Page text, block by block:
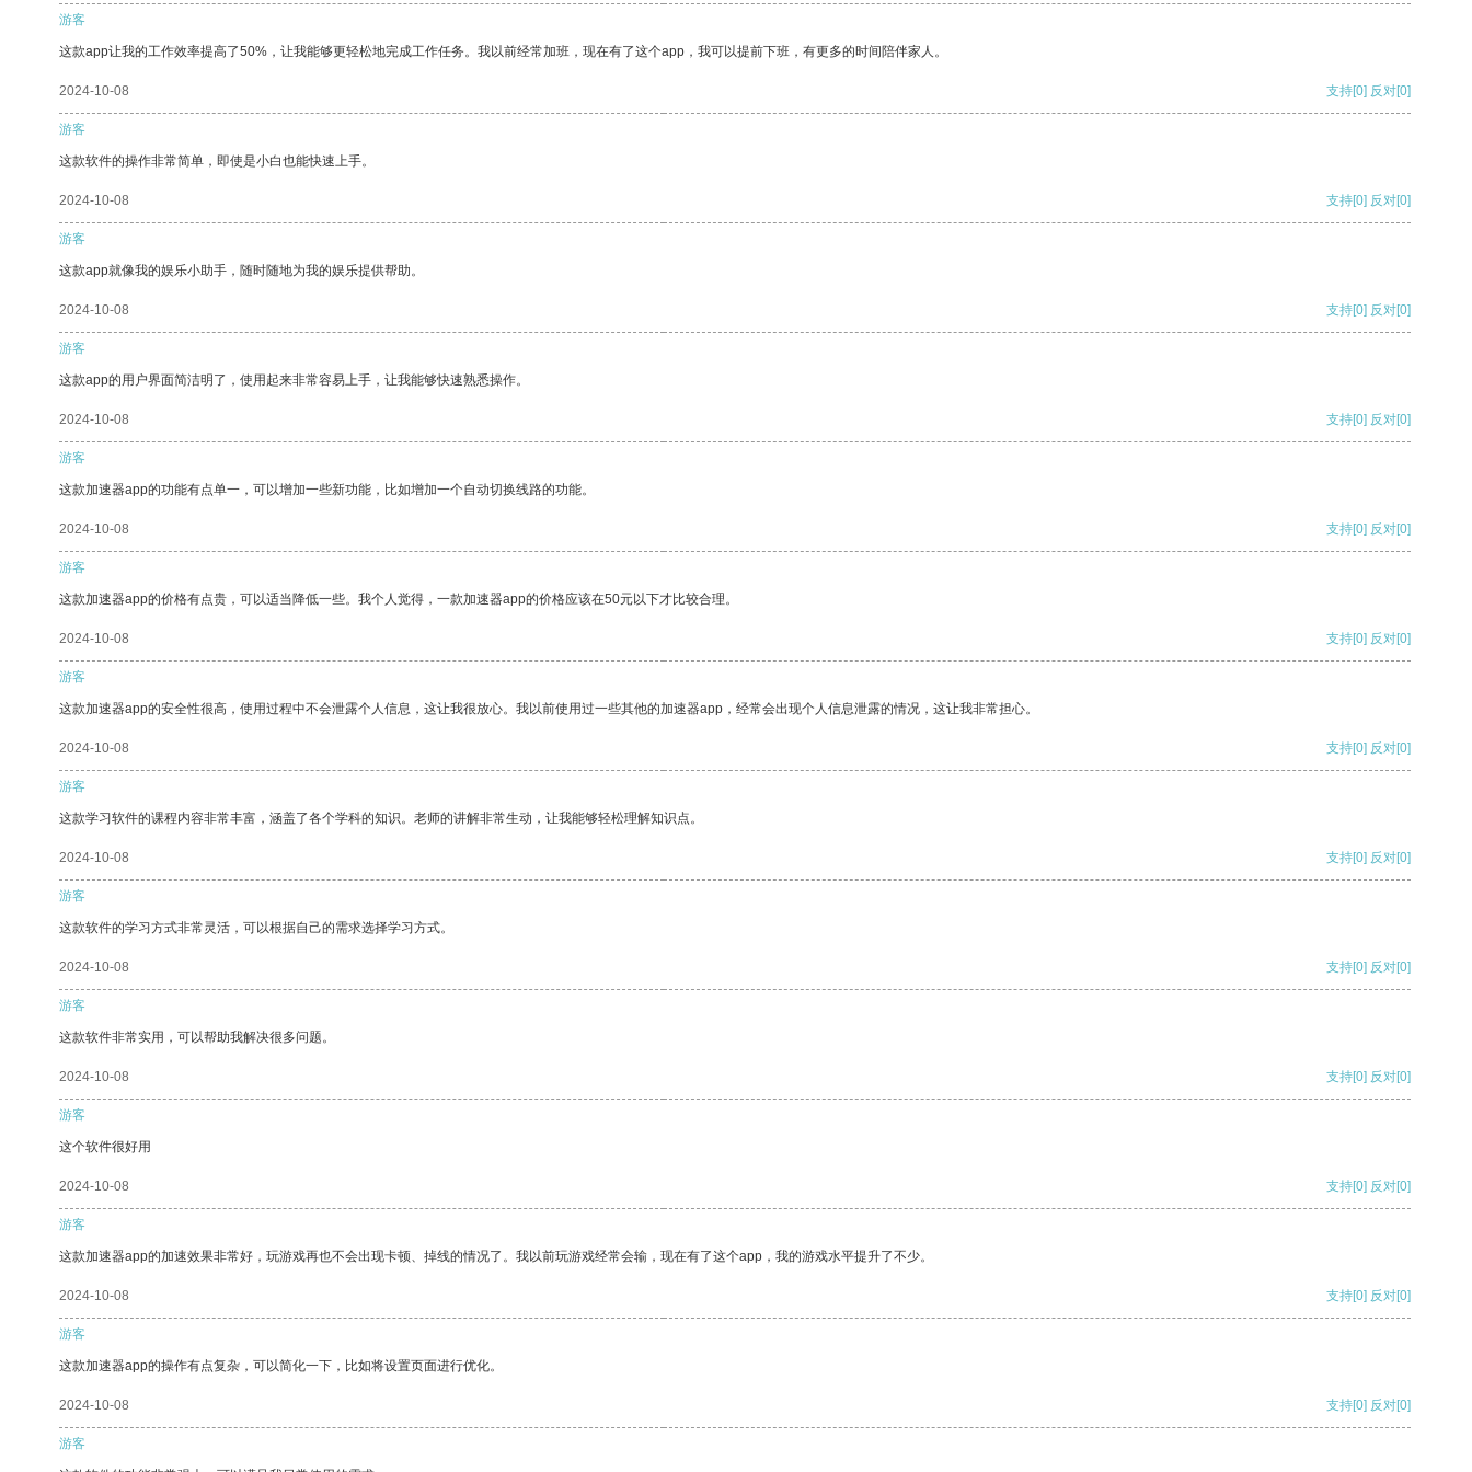
游客
这款app让我的工作效率提高了50%，让我能够更轻松地完成工作任务。我以前经常加班，现在有了这个app，我可以提前下班，有更多的时间陪伴家人。
2024-10-08 支持[0] 反对[0]
游客
这款软件的操作非常简单，即使是小白也能快速上手。
2024-10-08 支持[0] 反对[0]
游客
这款app就像我的娱乐小助手，随时随地为我的娱乐提供帮助。
2024-10-08 支持[0] 反对[0]
游客
这款app的用户界面简洁明了，使用起来非常容易上手，让我能够快速熟悉操作。
2024-10-08 支持[0] 反对[0]
游客
这款加速器app的功能有点单一，可以增加一些新功能，比如增加一个自动切换线路的功能。
2024-10-08 支持[0] 反对[0]
游客
这款加速器app的价格有点贵，可以适当降低一些。我个人觉得，一款加速器app的价格应该在50元以下才比较合理。
2024-10-08 支持[0] 反对[0]
游客
这款加速器app的安全性很高，使用过程中不会泄露个人信息，这让我很放心。我以前使用过一些其他的加速器app，经常会出现个人信息泄露的情况，这让我非常担心。
2024-10-08 支持[0] 反对[0]
游客
这款学习软件的课程内容非常丰富，涵盖了各个学科的知识。老师的讲解非常生动，让我能够轻松理解知识点。
2024-10-08 支持[0] 反对[0]
游客
这款软件的学习方式非常灵活，可以根据自己的需求选择学习方式。
2024-10-08 支持[0] 反对[0]
游客
这款软件非常实用，可以帮助我解决很多问题。
2024-10-08 支持[0] 反对[0]
游客
这个软件很好用
2024-10-08 支持[0] 反对[0]
游客
这款加速器app的加速效果非常好，玩游戏再也不会出现卡顿、掉线的情况了。我以前玩游戏经常会输，现在有了这个app，我的游戏水平提升了不少。
2024-10-08 支持[0] 反对[0]
游客
这款加速器app的操作有点复杂，可以简化一下，比如将设置页面进行优化。
2024-10-08 支持[0] 反对[0]
游客